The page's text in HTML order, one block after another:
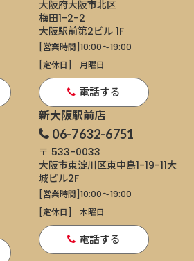
大阪府大阪市北区
梅田1-2-2
大阪駅前第2ビル 1F
[営業時間]10:00～19:00
[定休日]
月曜日
電話する
新大阪駅前店
06-7632-6751
〒 533-0033
大阪市東淀川区東中島1-19-11大
城ビル2F
[営業時間]10:00～19:00
[定休日]
木曜日
電話する